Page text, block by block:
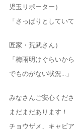
児玉リポーター）
「さっぱりとしてい
匠家・荒武さん）
「梅雨明けぐらいか
でものがない状況…」
みなさんご安心くださ
まだまだあります！
チョウザメ、キャビ